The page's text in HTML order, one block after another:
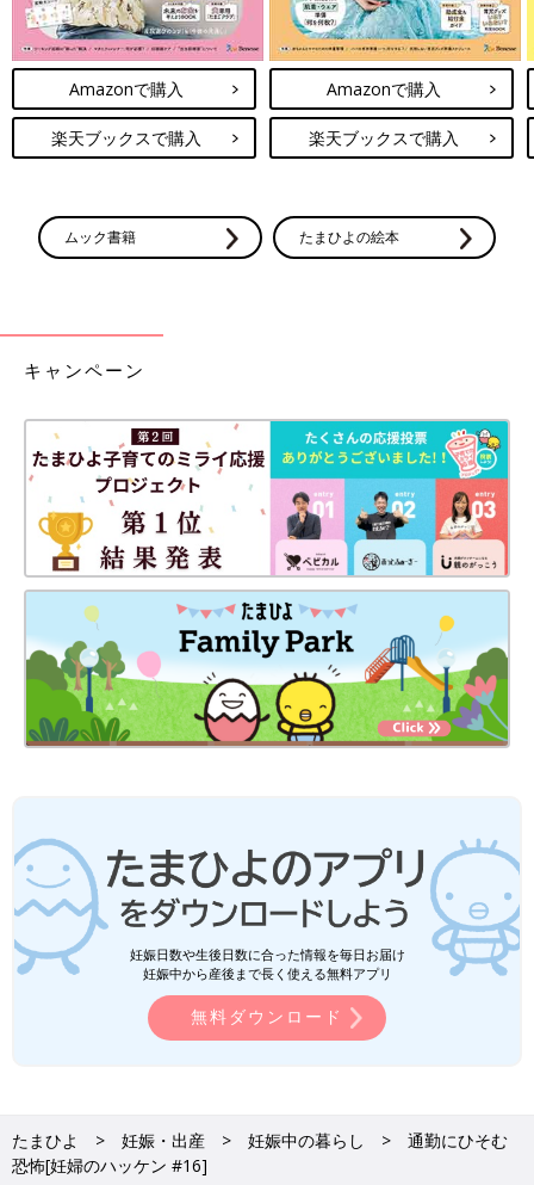
Amazonで購入
楽天ブックスで購入
Amazonで購入
楽天ブックスで購入
ムック書籍 たまひよの絵本
キャンペーン
妊娠日数や生後日数に合った情報を毎日お届け
妊娠中から産後まで長く使える無料アプリ
無料ダウンロード
たまひよ 妊娠・出産 妊娠中の暮らし
通勤にひそむ
恐怖[妊婦のハッケン #16]